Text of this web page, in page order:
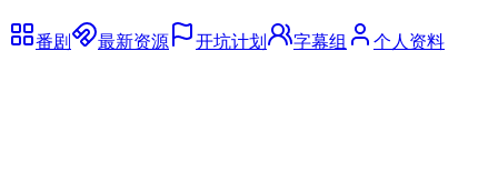
番剧 最新资源 开坑计划 字幕组 个人资料